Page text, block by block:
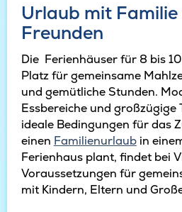
Urlaub mit
Freunden
Die Ferienhäuser für 8 bis
Platz für gemeinsame
und gemütliche Stunden.
Essbereiche und großzügige
ideale Bedingungen für das
einen Familienurlaubin
Ferienhaus plant, findet bei
Voraussetzungen für
mit Kindern, Eltern und